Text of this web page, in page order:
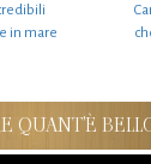
in mare
QUANT'È